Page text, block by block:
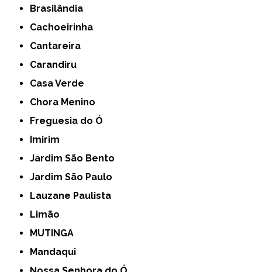
Brasilândia
Cachoeirinha
Cantareira
Carandiru
Casa Verde
Chora Menino
Freguesia do Ó
Imirim
Jardim São Bento
Jardim São Paulo
Lauzane Paulista
Limão
MUTINGA
Mandaqui